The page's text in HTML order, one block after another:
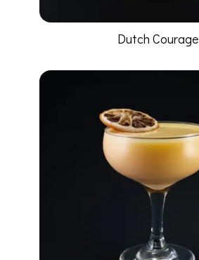
Dutch Courage